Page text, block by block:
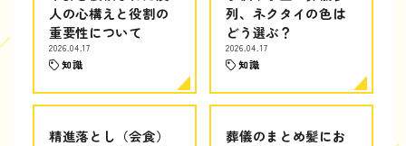
人の心構えと役割の
重要性について
2026.04.17
知識
列、ネクタイの色は
どう選ぶ？
2026.04.17
知識
精進落とし（会食）
葬儀のまとめ髪にお